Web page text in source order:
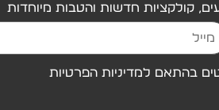
קולקציות חדשות והטבות מיוחדות
בהתאם למדיניות הפרטיות